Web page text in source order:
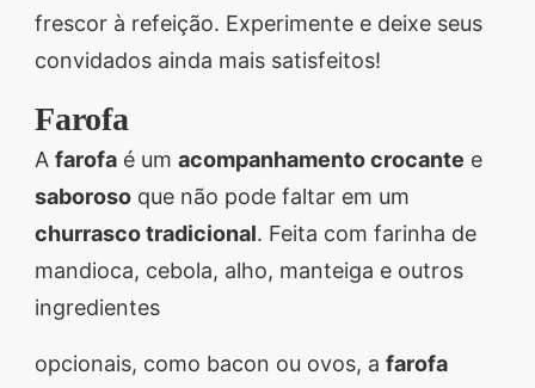
frescor à refeição. Experimente e deixe seus
convidados ainda mais satisfeitos!
Farofa
A farofa é um acompanhamento crocante e
saboroso que não pode faltar em um
churrasco tradicional. Feita com farinha de
mandioca, cebola, alho, manteiga e outros
ingredientes
opcionais, como bacon ou ovos, a farofa